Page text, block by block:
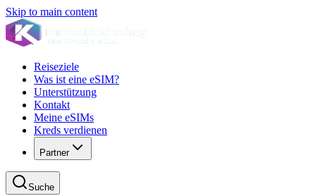
Skip to main content
Reiseziele
Was ist eine eSIM?
Unterstützung
Kontakt
Meine eSIMs
Kreds verdienen
Partner
Suche